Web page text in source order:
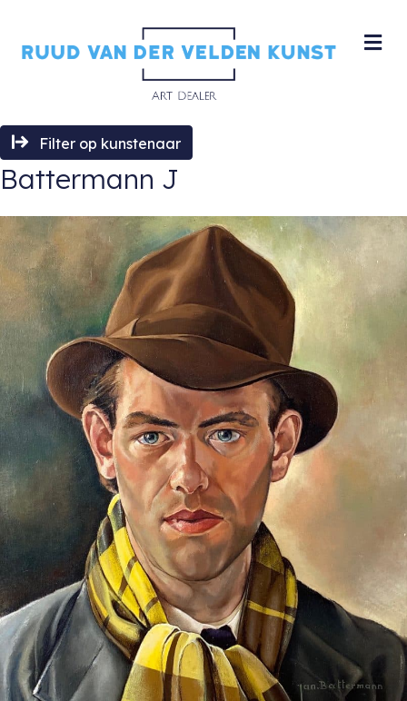
Filter op kunstenaar
Battermann J